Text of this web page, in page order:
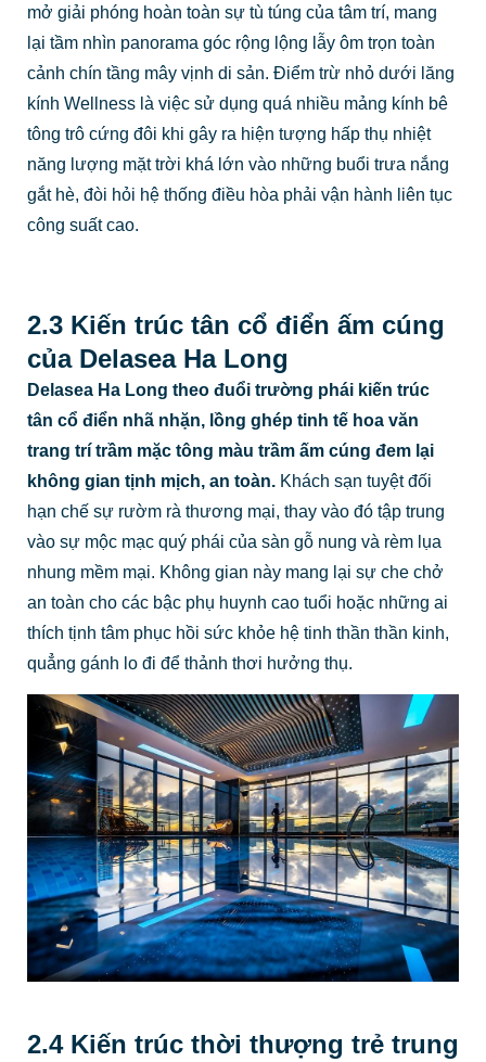
mở giải phóng hoàn toàn sự tù túng của tâm trí, mang
lại tầm nhìn panorama góc rộng lộng lẫy ôm trọn toàn
cảnh chín tầng mây vịnh di sản. Điểm trừ nhỏ dưới lăng
kính Wellness là việc sử dụng quá nhiều mảng kính bê
tông trô cứng đôi khi gây ra hiện tượng hấp thụ nhiệt
năng lượng mặt trời khá lớn vào những buổi trưa nắng
gắt hè, đòi hỏi hệ thống điều hòa phải vận hành liên tục
công suất cao.
2.3 Kiến trúc tân cổ điển ấm cúng
của Delasea Ha Long
Delasea Ha Long theo đuổi trường phái kiến trúc
tân cổ điển nhã nhặn, lồng ghép tinh tế hoa văn
trang trí trầm mặc tông màu trầm ấm cúng đem lại
không gian tịnh mịch, an toàn.Khách sạn tuyệt đối
hạn chế sự rườm rà thương mại, thay vào đó tập trung
vào sự mộc mạc quý phái của sàn gỗ nung và rèm lụa
nhung mềm mại. Không gian này mang lại sự che chở
an toàn cho các bậc phụ huynh cao tuổi hoặc những ai
thích tịnh tâm phục hồi sức khỏe hệ tinh thần thần kinh,
quẳng gánh lo đi để thảnh thơi hưởng thụ.
2.4 Kiến trúc thời thượng trẻ trung